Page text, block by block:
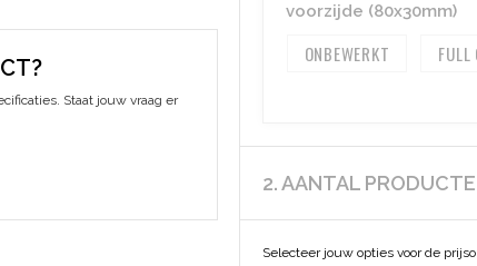
Staat jouw vraag er
voorzijde (80x30mm)
ONBEWERKT FULL
2. AANTAL
Selecteer jouw opties voor de